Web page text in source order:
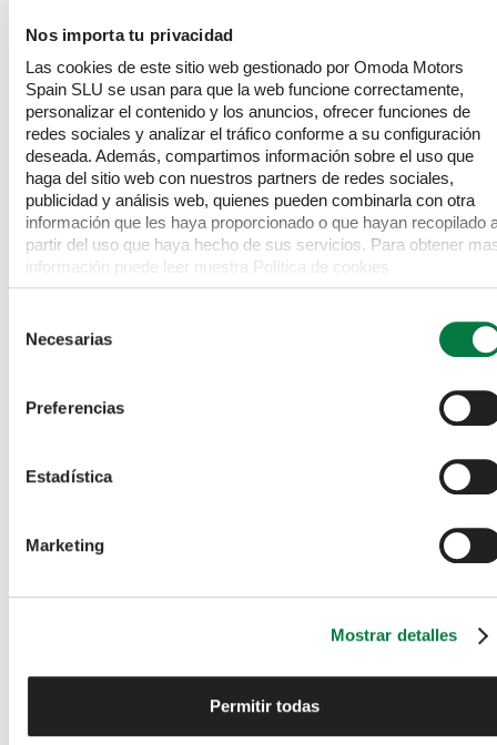
Nos importa tu privacidad
Las cookies de este sitio web gestionado por Omoda Motors
Spain SLU se usan para que la web funcione correctamente,
personalizar el contenido y los anuncios, ofrecer funciones de
redes sociales y analizar el tráfico conforme a su configuración
deseada. Además, compartimos información sobre el uso que
haga del sitio web con nuestros partners de redes sociales,
publicidad y análisis web, quienes pueden combinarla con otra
información que les haya proporcionado o que hayan recopilado
partir del uso que haya hecho de sus servicios. Para obtener
información puede leer nuestra Política de cookies
https://www.omodajaecoo.es/cookies.Al pulsar “Permitir todas”
Necesarias
Preferencias
Estadística
Marketing
Mostrar detalles
Permitir todas
Luxury1.5T SHS 34.46kWh Luxury DHT3 AWD Euro 6 (s/s)
5dr
Cash Price
£42,500
WAS £45,500
Finance available on enquiry
2026 White Petrol Plug-in Hybrid Automatic
4WD
Luxury1.5T SHS 34.46kWh Luxury DHT3 AWD Euro 6 (s/s)
£42,500